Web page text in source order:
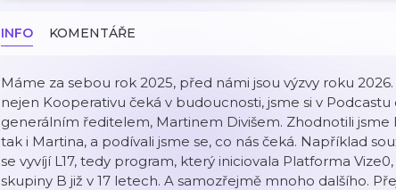
INFO KOMENTÁŘE
Máme za sebou rok 2025, před námi jsou výzvy roku
nejen Kooperativu čeká v budoucnosti, jsme si v
generálním ředitelem, Martinem Divišem. Zhodnotili jsme
tak i Martina, a podívali jsme se, co nás čeká. Například
se vyvíjí L17, tedy program, který iniciovala Platforma
skupiny B již v 17 letech. A samozřejmě mnoho dalšího.